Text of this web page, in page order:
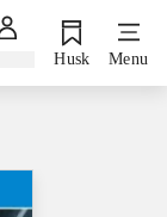
Husk Menu